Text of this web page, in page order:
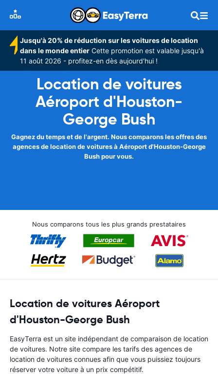
Jusqu'à 20% de réduction sur les voitures de location
dans le monde entier Cette promotion est valable jusqu'à
11 août 2026 - profitez-en dès aujourd'hui !
Location de voitures
Aéroport d'Houston-
George Bush
Gagnez du temps et de l'argent. Nous comparons les offres des
agences de location de voitures à Aéroport d'Houston-George
Bush pour vous.
Nous comparons tous les plus grands prestataires
Location de voitures Aéroport
d'Houston-George Bush
EasyTerra est un site indépendant de comparaison de location
de voitures. Notre site compare les tarifs des agences de
location de voitures connues afin que vous puissiez toujours
réserver votre voiture à un prix compétitif.